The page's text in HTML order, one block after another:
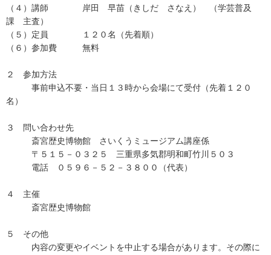
（４）講師 岸田 早苗（きしだ さなえ） （学芸普及
課 主査）
（５）定員 １２０名（先着順）
（６）参加費 無料
２ 参加方法
事前申込不要・当日１３時から会場にて受付（先着１２０
名）
３ 問い合わせ先
斎宮歴史博物館 さいくうミュージアム講座係
〒５１５－０３２５ 三重県多気郡明和町竹川５０３
電話 ０５９６－５２－３８００（代表）
４ 主催
斎宮歴史博物館
５ その他
内容の変更やイベントを中止する場合があります。その際に